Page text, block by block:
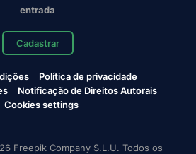
entrada
Cadastrar
Política de privacidade
Notificação de Direitos Autorais
Cookies settings
Freepik Company S.L.U. Todos os